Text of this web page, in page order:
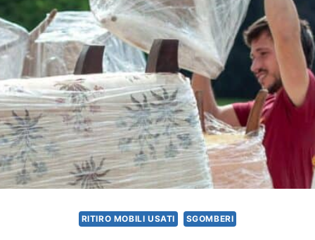
RITIRO MOBILI USATI SGOMBERI